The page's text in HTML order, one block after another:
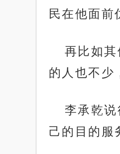
民在他面前
再比如
的人也不少
李承乾
己的目的服